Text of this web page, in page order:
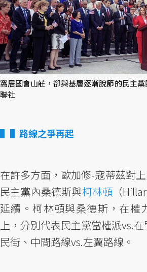
窩居國會山莊，卻與基層逐漸脫節的民主
聯社
▌路線之爭再起
在許多方面，歐加修-寇蒂茲對
民主黨內桑德斯與柯林頓（
延續。柯林頓與桑德斯，在權
上，分別代表民主黨當權派vs.
民街、中間路線vs.左翼路線。